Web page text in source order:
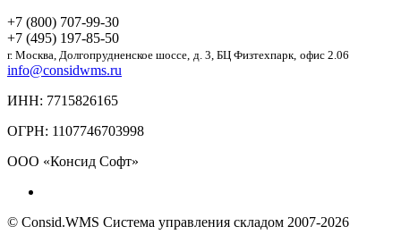
+7 (800) 707-99-30
+7 (495) 197-85-50
г. Москва, Долгопрудненское шоссе, д. 3, БЦ Физтехпарк, офис 2.06
info@considwms.ru
ИНН: 7715826165
ОГРН: 1107746703998
ООО «Консид Софт»
© Consid.WMS Система управления складом 2007-2026